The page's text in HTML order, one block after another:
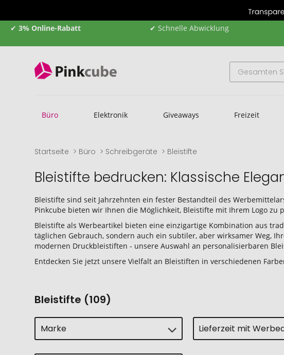
✔ 3% Online-Rabatt ✔ Schnelle Abwicklung
Büro Elektronik Giveaways Freizeit
Startseite Büro Schreibgeräte Bleistifte
Bleistifte bedrucken: Klassische
Bleistifte sind seit Jahrzehnten ein fester Bestandteil des
Pinkcube bieten wir Ihnen die Möglichkeit, Bleistifte mit Ihrem Logo
Bleistifte als Werbeartikel bieten eine einzigartige Kombination aus
täglichen Gebrauch, sondern auch ein subtiler, aber wirksamer Weg,
modernen Druckbleistiften - unsere Auswahl an personalisierbaren
Entdecken Sie jetzt unsere Vielfalt an Bleistiften in verschiedenen
Bleistifte (109)
Marke Lieferzeit mit